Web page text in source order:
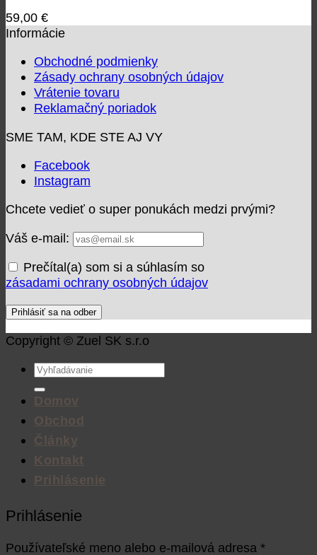
59,00 €
Informácie
Obchodné podmienky
Zásady ochrany osobných údajov
Vrátenie tovaru
Reklamačný poriadok
SME TAM, KDE STE AJ VY
Facebook
Instagram
Chcete vedieť o super ponukách medzi prvými?
Váš e-mail:
Prečítal(a) som si a súhlasím so
zásadami ochrany osobných údajov
Copyright © Zuel SK s.r.o
Hľadať:
Domov
Obchod
Články
Kontakt
Prihlásenie
Prihlásenie
Používateľské meno alebo e-mailová adresa *